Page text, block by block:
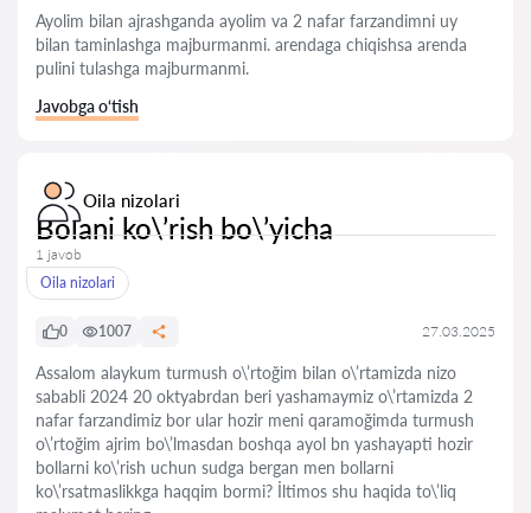
Ayolim bilan ajrashganda ayolim va 2 nafar farzandimni uy
bilan taminlashga majburmanmi. arendaga chiqishsa arenda
pulini tulashga majburmanmi.
Javobga o‘tish
Oila nizolari
Bolani ko\’rish bo\’yicha
1 javob
Oila nizolari
0 1007 27.03.2025
Assalom alaykum turmush o\’rtoğim bilan o\’rtamizda nizo
sababli 2024 20 oktyabrdan beri yashamaymiz o\’rtamizda 2
nafar farzandimiz bor ular hozir meni qaramoğimda turmush
o\’rtoğim ajrim bo\’lmasdan boshqa ayol bn yashayapti hozir
bollarni ko\’rish uchun sudga bergan men bollarni
ko\’rsatmaslikkga haqqim bormi? İltimos shu haqida to\’liq